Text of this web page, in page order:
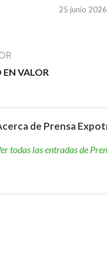
25 junio 2026
EN VALOR
de Prensa
todas las entradas de